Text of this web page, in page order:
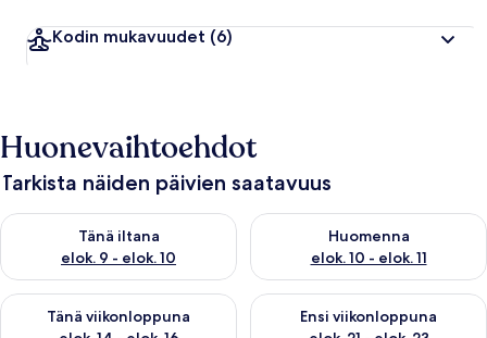
Kodin mukavuudet (6)
Huonevaihtoehdot
Tarkista näiden päivien saatavuus
Tänä iltana
elok. 9 - elok. 10
Tarkista tämän illan saatavuus elok. 9 - elok. 10
Huomenna
elok. 10 - elok. 11
Tarkista huomisen saatavuus
Tänä viikonloppuna
Tarkista tämän viikonlopun saatavuus elok. 14 - elok. 16
Ensi viikonloppuna
Tarkista ensi viikonlopun